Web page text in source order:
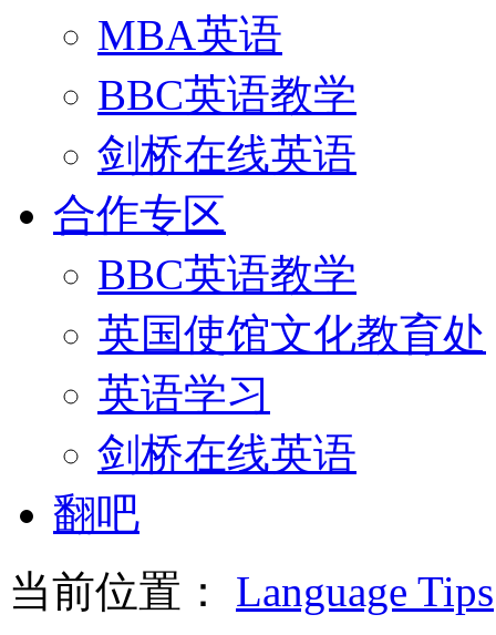
MBA英语
BBC英语教学
剑桥在线英语
合作专区
BBC英语教学
英国使馆文化教育处
英语学习
剑桥在线英语
翻吧
当前位置： Language Tips